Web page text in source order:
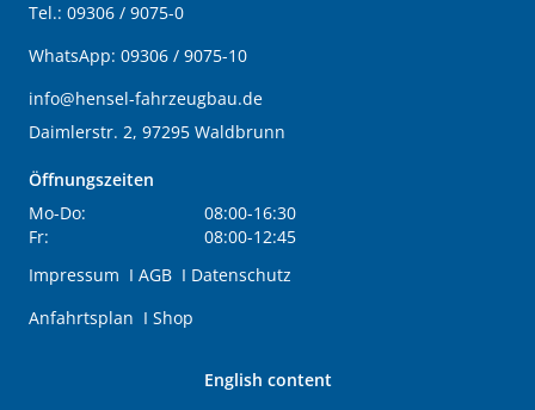
Tel.: 09306 / 9075-0
WhatsApp: 09306 / 9075-10
info@hensel-fahrzeugbau.de
Daimlerstr. 2, 97295 Waldbrunn
Öffnungszeiten
Mo-Do:
08:00-16:30
Fr:
08:00-12:45
Impressum I AGB I Datenschutz
Anfahrtsplan I Shop
English content